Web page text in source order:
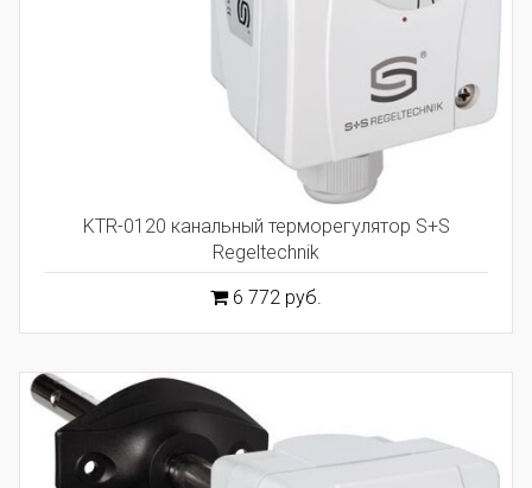
KTR-0120 канальный терморегулятор S+S
Regeltechnik
6 772 руб.